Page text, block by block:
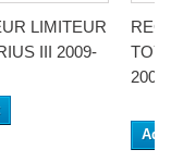
LIMITEUR
III 2009-
2009